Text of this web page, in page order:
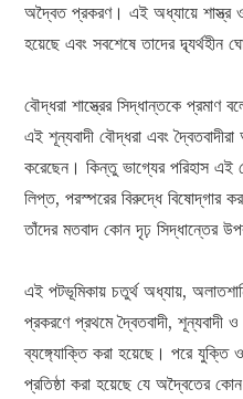
অদ্বৈত প্রকরণ। এই অধ্যায়ে শাস্ত্র
হয়েছে এবং সবশেষে তাদের
বৌদ্ধরা শাস্ত্রের সিদ্ধান্তকে প্রমাণ
এই শূন্যবাদী বৌদ্ধরা এবং
করেছেন। কিন্তু ভাগ্যের পরিহাস এই
লিপ্ত, পরস্পরের বিরুদ্ধে বিষোদ্‌গার
তাঁদের মতবাদ কোন দৃঢ় সিদ্ধান্তের
এই পটভূমিকায় চতুর্থ অধ্যায়,
প্রকরণে প্রথমে দ্বৈতবাদী, শূন্যবাদী
ব্যঙ্গ্যোক্তি করা হয়েছে। পরে যুক্তি ও
প্রতিষ্ঠা করা হয়েছে যে অদ্বৈতের